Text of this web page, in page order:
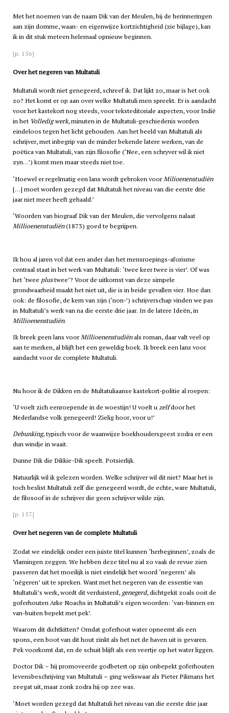
Met het noemen van de naam Dik van der Meulen, bij de herinneringen
aan zijn domme, waan- en eigenwijze kortzichtigheid (zie bijlage), kan
ik in dit stuk meteen helemaal opnieuw beginnen.
[p. 156]
Over het negeren van Multatuli
Multatuli wordt niet genegeerd, schreef ik. Dat lijkt zo, maar is het ook
zo? Het komt er op aan over welke Multatuli men spreekt. Er is aandacht
voor het kastekort nog steeds, voor teksteditoriale aspecten, voor Indië
in het Volledig werk, minuten in de Multatuli-geschiedenis worden
eindeloos tegen het licht gehouden. Aan het beeld van Multatuli als
schrijver, met inbegrip van de minder bekende latere werken, van de
poëtica van Multatuli, van zijn filosofie (‘Nee, een schryver wil ik niet
zyn…’) komt men maar steeds niet toe.
‘Hoewel er regelmatig een lans wordt gebroken voorMilioenenstudiën
[…] moet worden gezegd dat Multatuli het niveau van die eerste drie
jaar niet meer heeft gehaald.’
‘Woorden van biograaf Dik van der Meulen, die vervolgens nalaat
Millioenenstudiën(1873) goed te begrijpen.
Ik hou al jaren vol dat een ander dan het mensroepings-aforisme
centraal staat in het werk van Multatuli: ‘twee keer twee is vier’. Of was
het ‘twee plustwee’? Voor de uitkomst van deze simpele
grondwaarheid maakt het niet uit, die is in beide gevallen vier. Hoe dan
ook: de filosofie, de kern van zijn (‘non-’) schrijverschap vinden we pas
in Multatuli’s werk van na die eerste drie jaar. In de latere Ideën, in
Millioenenstudiën.
Ik breek geen lans voorMillioenenstudiënals roman, daar valt veel op
aan te merken, al blijft het een geweldig boek. Ik breek een lans voor
aandacht voor de complete Multatuli.
Nu hoor ik de Dikken en de Multatuliaanse kastekort-politie al roepen:
‘U voelt zich eenroepende in de woestijn! U voelt uzelfdoor het
Nederlandse volk genegeerd! Zielig hoor, voor u!’
Debunking, typisch voor de waanwijze boekhoudersgeest zodra er een
dun windje in waait.
Dunne Dik die Dikkie-Dik speelt. Potsierlijk.
Natuurlijk wil ik gelezen worden. Welke schrijver wil dit niet? Maar het is
toch beslist Multatuli zelf die genegeerd wordt, de echte, ware Multatuli,
de filosoof in de schrijver die geen schrijver wilde zijn.
[p. 157]
Over het negeren van de complete Multatuli
Zodat we eindelijk onder een juiste titel kunnen ‘herbeginnen’, zoals de
Vlamingen zeggen. We hebben deze titel nu al zo vaak de revue zien
passeren dat het moeilijk is niet eindelijk het woord ‘negeren’ als
‘négeren’ uit te spreken. Want met het negeren van de essentie van
Multatuli’s werk, wordt dit verduisterd, genegerd, dichtgekit zoals ooit de
goferhouten Arke Noachs in Multatuli’s eigen woorden: ‘van-binnen en
van-buiten bepekt met pek’.
Waarom dit dichtkitten? Omdat goferhout water opneemt als een
spons, een boot van dit hout zinkt als het net de haven uit is gevaren.
Pek voorkomt dat, en de schuit blijft als een veertje op het water liggen.
Doctor Dik – hij promoveerde godbetert op zijn onbepekt goferhouten
levensbeschrijving van Multatuli – ging weliswaar als Pieter Pikmans het
zeegat uit, maar zonk zodra hij op zee was.
‘Moet worden gezegd dat Multatuli het niveau van die eerste drie jaar